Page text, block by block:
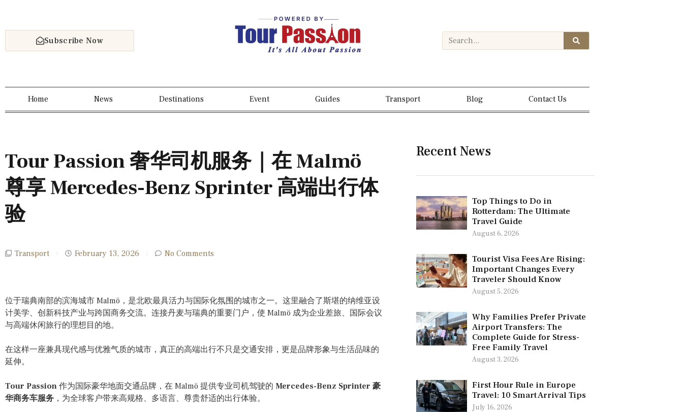
Subscribe Now
Home News Destinations Event Guides Transport Blog Contact Us
Tour Passion 奢华司机服务｜在 Malmö
尊享 Mercedes-Benz Sprinter 高端出行体
验
Transport February 13, 2026 No Comments
位于瑞典南部的滨海城市 Malmö，是北欧最具活力与国际化氛围的城市之一。这里融合了斯堪的纳维亚设
计美学、创新科技产业与跨国商务交流。连接丹麦与瑞典的重要门户，使 Malmö 成为企业差旅、国际会议
与高端休闲旅行的理想目的地。
在这样一座兼具现代感与优雅气质的城市，真正的高端出行不只是交通安排，更是品牌形象与生活品味的
延伸。
Tour Passion 作为国际豪华地面交通品牌，在 Malmö 提供专业司机驾驶的 Mercedes-Benz Sprinter 豪
华商务车服务 ，为全球客户带来高规格、多语言、尊贵舒适的出行体验。
Recent News
Top Things to Do in
Rotterdam: The Ultimate
Travel Guide
August 6, 2026
Tourist Visa Fees Are Rising:
Important Changes Every
Traveler Should Know
August 5, 2026
Why Families Prefer Private
Airport Transfers: The
Complete Guide for Stress-
Free Family Travel
August 3, 2026
First Hour Rule in Europe
Travel: 10 Smart Arrival Tips
July 16, 2026